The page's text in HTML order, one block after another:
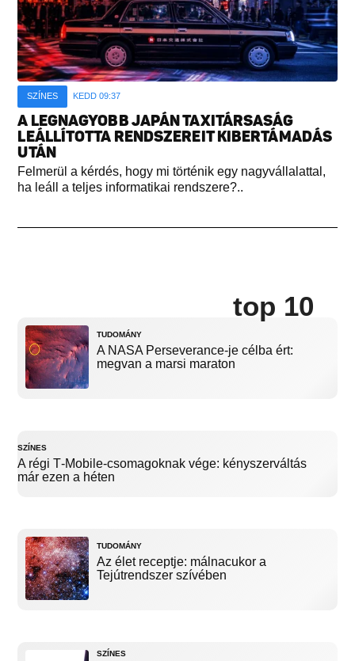
SZÍNES KEDD 09:37
A LEGNAGYOBB JAPÁN TAXITÁRSASÁG
LEÁLLÍTOTTA RENDSZEREIT KIBERTÁMADÁS
UTÁN
Felmerül a kérdés, hogy mi történik egy nagyvállalattal,
ha leáll a teljes informatikai rendszere?..
top 10
TUDOMÁNY
A NASA Perseverance-je célba ért:
megvan a marsi maraton
SZÍNES
A régi T‑Mobile-csomagoknak vége: kényszerváltás
már ezen a héten
TUDOMÁNY
Az élet receptje: málnacukor a
Tejútrendszer szívében
SZÍNES